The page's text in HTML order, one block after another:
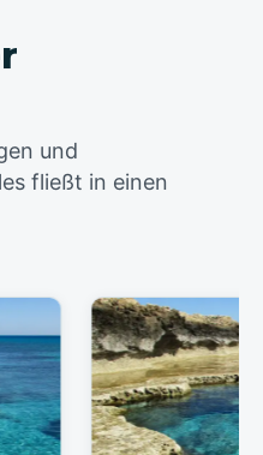
und
fließt in einen